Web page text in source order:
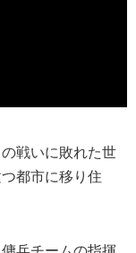
戦いに敗れた世
都市に移り住